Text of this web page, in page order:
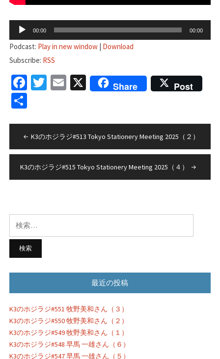
声
レ
ー
ヤ
ー
00:00 00:00
Podcast: Play in new window| Download
Subscribe: RSS
Facebook
Twitter
Email
X Share Post
共
稿
ナ
ビ
ー
シ
ョ
ン
K3のホジラジ#513 Tokyo Stationery Meeting 2025（２）
K3のホジラジ#515 Tokyo Stationery Meeting 2025（４）
索:
最近の投稿
K3のホジラジ#551 牧野美和さん（３）
K3のホジラジ#550 牧野美和さん（２）
K3のホジラジ#549 牧野美和さん（１）
K3のホジラジ#548 早馬 一雄さん（６）
K3のホジラジ#547 早馬 一雄さん（５）